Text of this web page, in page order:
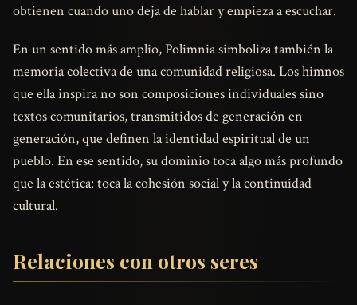
obtienen cuando uno deja de hablar y empieza a escuchar.
En un sentido más amplio, Polimnia simboliza también la
memoria colectiva de una comunidad religiosa. Los himnos
que ella inspira no son composiciones individuales sino
textos comunitarios, transmitidos de generación en
generación, que definen la identidad espiritual de un
pueblo. En ese sentido, su dominio toca algo más profundo
que la estética: toca la cohesión social y la continuidad
cultural.
Relaciones con otros seres